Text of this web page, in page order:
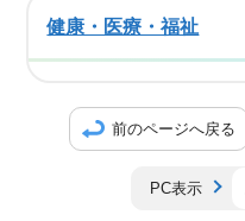
健康・医療・福祉
前のページへ戻る
PC表示